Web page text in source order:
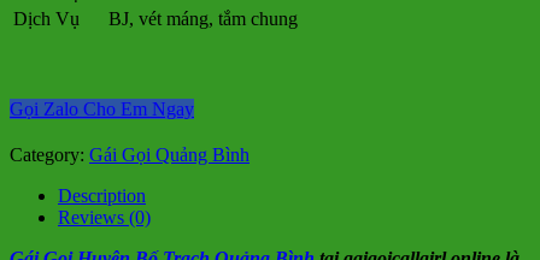
Dịch Vụ
BJ, vét máng, tắm chung
Gọi Zalo Cho Em Ngay
Category: Gái Gọi Quảng Bình
Description
Reviews (0)